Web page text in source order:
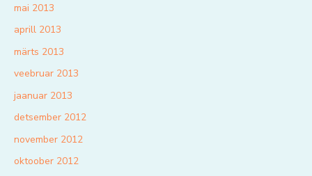
mai 2013
aprill 2013
märts 2013
veebruar 2013
jaanuar 2013
detsember 2012
november 2012
oktoober 2012